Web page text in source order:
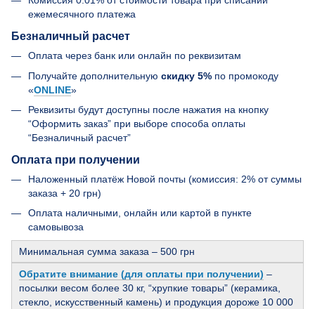
ежемесячного платежа
Безналичный расчет
Оплата через банк или онлайн по реквизитам
Получайте дополнительную скидку 5% по промокоду
«ONLINE»
Реквизиты будут доступны после нажатия на кнопку
“Оформить заказ” при выборе способа оплаты
“Безналичный расчет”
Оплата при получении
Наложенный платёж Новой почты (комиссия: 2% от суммы
заказа + 20 грн)
Оплата наличными, онлайн или картой в пункте
самовывоза
Минимальная сумма заказа – 500 грн
Обратите внимание (для оплаты при получении) –
посылки весом более 30 кг, “хрупкие товары” (керамика,
стекло, искусственный камень) и продукция дороже 10 000